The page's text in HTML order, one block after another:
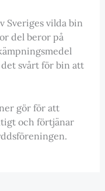
Sveriges vilda bin
del beror på
svårt för bin att
gör för att
och förtjänar